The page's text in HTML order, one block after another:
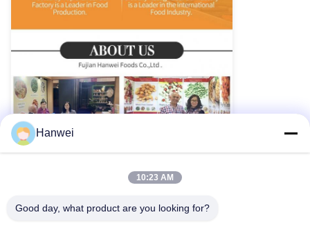
Hanwei
10:23 AM
Good day, what product are you looking for?